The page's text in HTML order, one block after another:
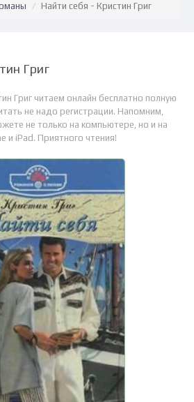
Найти себя - Кристин Григ
Григ
Григ читаем онлайн бесплатно полную
не надо регистрации. Напомним,
не только на компьютере, но и на
и iPad. Приятного чтения!